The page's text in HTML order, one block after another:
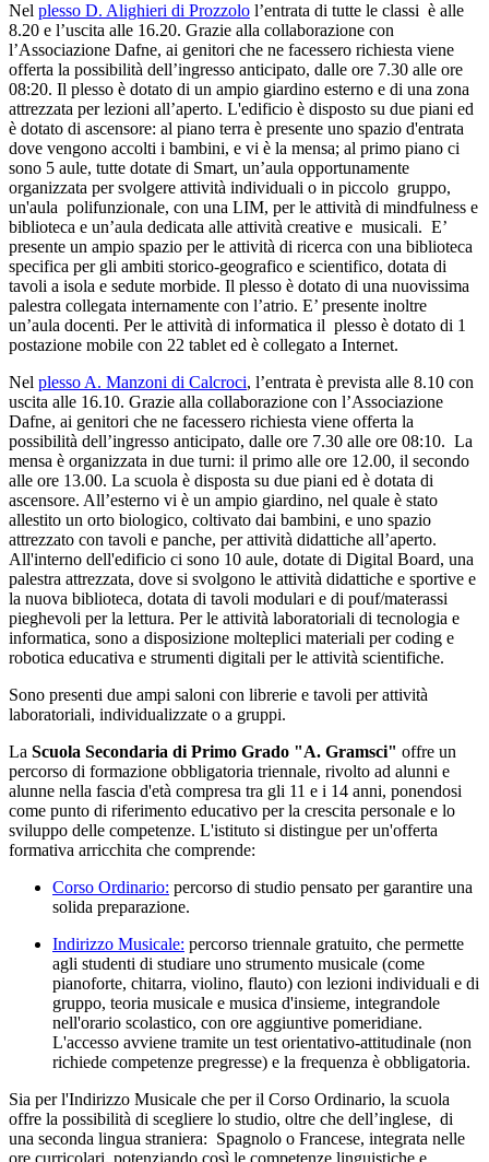
Nel plesso D. Alighieri di Prozzolo l’entrata di tutte le classi è alle
8.20 e l’uscita alle 16.20. Grazie alla collaborazione con
l’Associazione Dafne, ai genitori che ne facessero richiesta viene
offerta la possibilità dell’ingresso anticipato, dalle ore 7.30 alle ore
08:20. Il plesso è dotato di un ampio giardino esterno e di una zona
attrezzata per lezioni all’aperto. L'edificio è disposto su due piani ed
è dotato di ascensore: al piano terra è presente uno spazio d'entrata
dove vengono accolti i bambini, e vi è la mensa; al primo piano ci
sono 5 aule, tutte dotate di Smart, un’aula opportunamente
organizzata per svolgere attività individuali o in piccolo gruppo,
un'aula polifunzionale, con una LIM, per le attività di mindfulness e
biblioteca e un’aula dedicata alle attività creative e musicali. E’
presente un ampio spazio per le attività di ricerca con una biblioteca
specifica per gli ambiti storico-geografico e scientifico, dotata di
tavoli a isola e sedute morbide. Il plesso è dotato di una nuovissima
palestra collegata internamente con l’atrio. E’ presente inoltre
un’aula docenti. Per le attività di informatica il plesso è dotato di 1
postazione mobile con 22 tablet ed è collegato a Internet.
Nel plesso A. Manzoni di Calcroci, l’entrata è prevista alle 8.10 con
uscita alle 16.10. Grazie alla collaborazione con l’Associazione
Dafne, ai genitori che ne facessero richiesta viene offerta la
possibilità dell’ingresso anticipato, dalle ore 7.30 alle ore 08:10. La
mensa è organizzata in due turni: il primo alle ore 12.00, il secondo
alle ore 13.00. La scuola è disposta su due piani ed è dotata di
ascensore. All’esterno vi è un ampio giardino, nel quale è stato
allestito un orto biologico, coltivato dai bambini, e uno spazio
attrezzato con tavoli e panche, per attività didattiche all’aperto.
All'interno dell'edificio ci sono 10 aule, dotate di Digital Board, una
palestra attrezzata, dove si svolgono le attività didattiche e sportive e
la nuova biblioteca, dotata di tavoli modulari e di pouf/materassi
pieghevoli per la lettura. Per le attività laboratoriali di tecnologia e
informatica, sono a disposizione molteplici materiali per coding e
robotica educativa e strumenti digitali per le attività scientifiche.
Sono presenti due ampi saloni con librerie e tavoli per attività
laboratoriali, individualizzate o a gruppi.
La Scuola Secondaria di Primo Grado "A. Gramsci" offre un
percorso di formazione obbligatoria triennale, rivolto ad alunni e
alunne nella fascia d'età compresa tra gli 11 e i 14 anni, ponendosi
come punto di riferimento educativo per la crescita personale e lo
sviluppo delle competenze. L'istituto si distingue per un'offerta
formativa arricchita che comprende:
Corso Ordinario: percorso di studio pensato per garantire una
solida preparazione.
Indirizzo Musicale: percorso triennale gratuito, che permette
agli studenti di studiare uno strumento musicale (come
pianoforte, chitarra, violino, flauto) con lezioni individuali e di
gruppo, teoria musicale e musica d'insieme, integrandole
nell'orario scolastico, con ore aggiuntive pomeridiane.
L'accesso avviene tramite un test orientativo-attitudinale (non
richiede competenze pregresse) e la frequenza è obbligatoria.
Sia per l'Indirizzo Musicale che per il Corso Ordinario, la scuola
offre la possibilità di scegliere lo studio, oltre che dell’inglese, di
una seconda lingua straniera: Spagnolo o Francese, integrata nelle